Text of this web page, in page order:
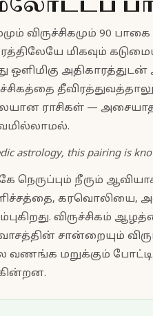
விருச்சிகமும் 90
மிகவும்
ஒளிமிகு
ராசிகள் — அசையாத
astrology, this pairing is
நெருப்பும் நீரும்
கரவொலியை,
விருச்சிகம்
சான்றையும்
வணங்க மறுக்கும்